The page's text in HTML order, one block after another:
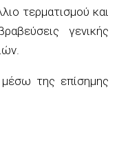
τερματισμού και
γενικής
μέσω της επίσημης